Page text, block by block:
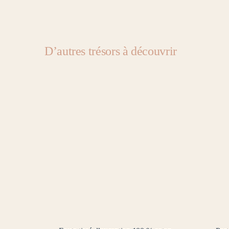
D’autres trésors à découvrir